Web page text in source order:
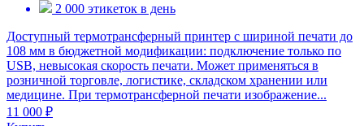
2 000 этикеток в день
Доступный термотрансферный принтер с шириной печати до
108 мм в бюджетной модификации: подключение только по
USB, невысокая скорость печати. Может применяться в
розничной торговле, логистике, складском хранении или
медицине. При термотрансферной печати изображение...
11 000 ₽